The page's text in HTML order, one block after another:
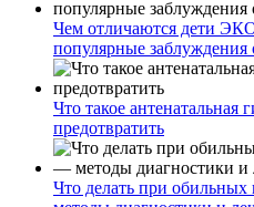
Чем отличаются дети
популярные
Что такое антенатальная
предотвратить
Что делать при